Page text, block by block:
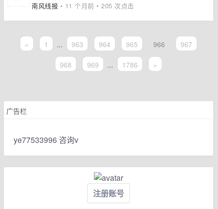
南风线报 • 11 个月前 • 205 次点击
« 1 ... 963 964 965 966 967
968 969 ... 1786 »
广告栏
ye77533996 咨询v
注册账号